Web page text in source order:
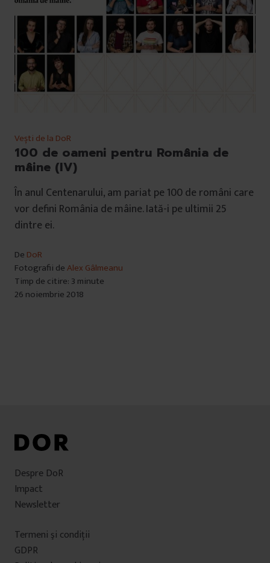
Vești de la DoR
100 de oameni pentru România de
mâine (IV)
În anul Centenarului, am pariat pe 100 de români care
vor defini România de mâine. Iată-i pe ultimii 25
dintre ei.
De DoR
Fotografii deAlex Gâlmeanu
Timp de citire: 3 minute
26 noiembrie 2018
Despre DoR
Impact
Newsletter
Termeni şi condiţii
GDPR